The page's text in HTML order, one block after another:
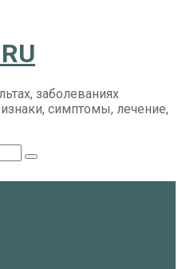
заболеваниях
симптомы, лечение,